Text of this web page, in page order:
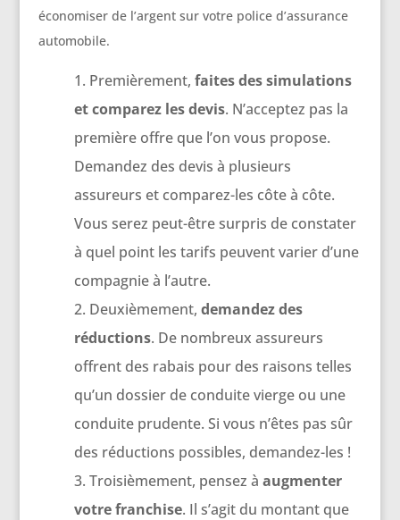
économiser de l’argent sur votre police d’assurance
automobile.
Premièrement, faites des simulations
et comparez les devis. N’acceptez pas la
première offre que l’on vous propose.
Demandez des devis à plusieurs
assureurs et comparez-les côte à côte.
Vous serez peut-être surpris de constater
à quel point les tarifs peuvent varier d’une
compagnie à l’autre.
Deuxièmement, demandez des
réductions. De nombreux assureurs
offrent des rabais pour des raisons telles
qu’un dossier de conduite vierge ou une
conduite prudente. Si vous n’êtes pas sûr
des réductions possibles, demandez-les !
Troisièmement, pensez à augmenter
votre franchise. Il s’agit du montant que